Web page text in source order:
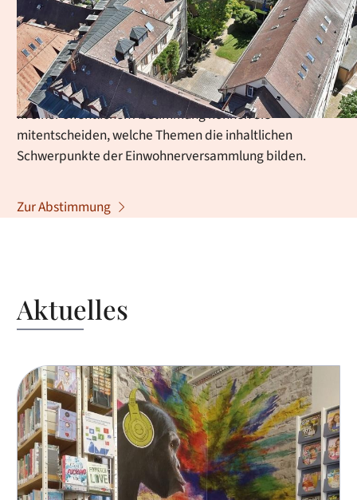
Die Stadt Baden-Baden lädt alle Bürgerinnen und Bürger
zur Einwohnerversammlung am Dienstag, 29.
September 2026, um 18:30 Uhr in die Rheintalhalle
Sandweier ein.
In einer öffentlichen Abstimmung können Sie
mitentscheiden, welche Themen die inhaltlichen
Schwerpunkte der Einwohnerversammlung bilden.
Zur Abstimmung
Aktuelles